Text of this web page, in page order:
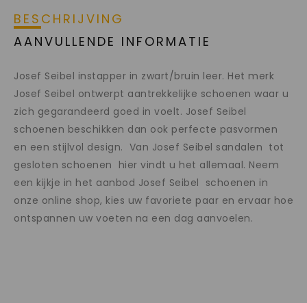
BESCHRIJVING
AANVULLENDE INFORMATIE
Josef Seibel instapper in zwart/bruin leer. Het merk
Josef Seibel ontwerpt aantrekkelijke schoenen waar u
zich gegarandeerd goed in voelt. Josef Seibel
schoenen beschikken dan ook perfecte pasvormen
en een stijlvol design. Van Josef Seibel sandalen tot
gesloten schoenen hier vindt u het allemaal. Neem
een kijkje in het aanbod Josef Seibel schoenen in
onze online shop, kies uw favoriete paar en ervaar hoe
ontspannen uw voeten na een dag aanvoelen.